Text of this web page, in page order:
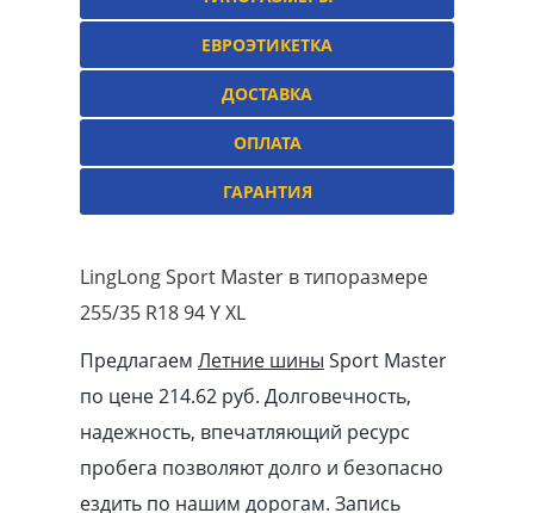
ЕВРОЭТИКЕТКА
ДОСТАВКА
ОПЛАТА
ГАРАНТИЯ
LingLong Sport Мaster в типоразмере
255/35 R18 94 Y XL
Предлагаем Летние шины Sport Мaster
по цене 214.62 pуб. Долговечность,
надежность, впечатляющий ресурс
пробега позволяют долго и безопасно
ездить по нашим дорогам. Запись